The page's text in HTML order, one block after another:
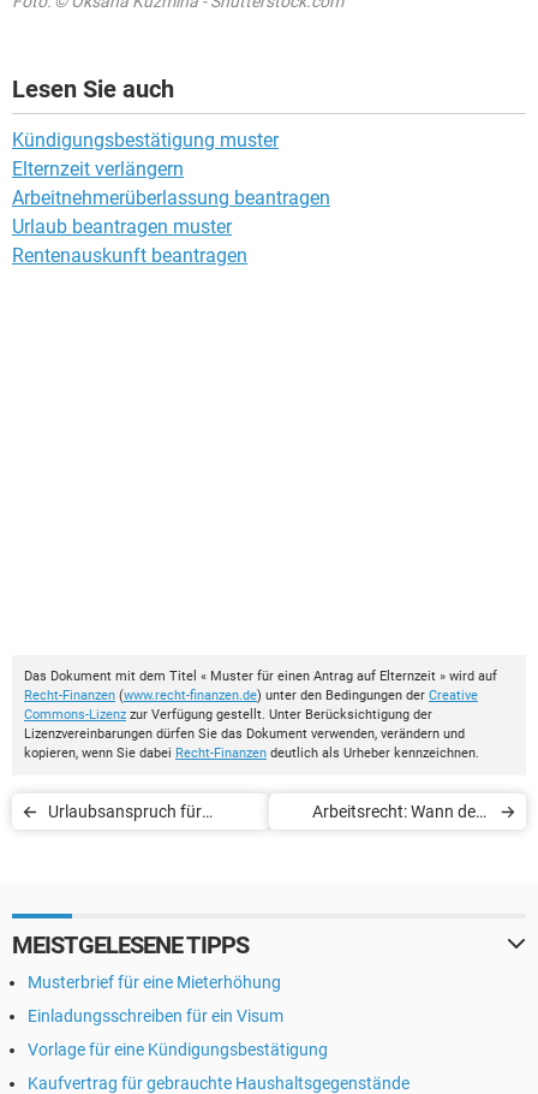
Lesen Sie auch
Kündigungsbestätigung muster
Elternzeit verlängern
Arbeitnehmerüberlassung beantragen
Urlaub beantragen muster
Rentenauskunft beantragen
Das Dokument mit dem Titel « Muster für einen Antrag auf Elternzeit » wird auf
Recht-Finanzen (www.recht-finanzen.de) unter den Bedingungen der Creative
Commons-Lizenz zur Verfügung gestellt. Unter Berücksichtigung der
Lizenzvereinbarungen dürfen Sie das Dokument verwenden, verändern und
kopieren, wenn Sie dabei Recht-Finanzen deutlich als Urheber kennzeichnen.
Urlaubsanspruch für
Arbeits­recht: Wann dem
MEISTGELESENE TIPPS
Musterbrief für eine Mieterhöhung
Einladungsschreiben für ein Visum
Vorlage für eine Kündigungsbestätigung
Kaufvertrag für gebrauchte Haushaltsgegenstände